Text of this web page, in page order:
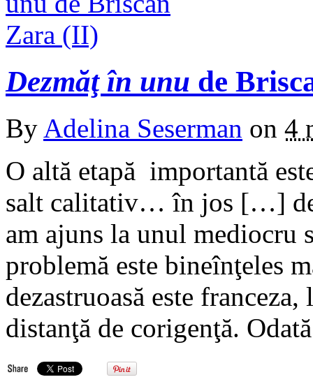
Dezmăţ în unu de
By Adelina Seserman on 4
O altă etapă importantă
salt calitativ… în jos […]
am ajuns la unul mediocru
problemă este bineînţeles
dezastruoasă este
distanţă de corigenţă.